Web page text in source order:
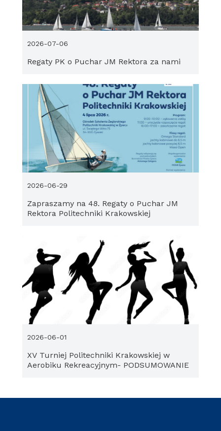
Regaty PK o Puchar JM Rektora za nami
2026-07-06
Zapraszamy na 48. Regaty o Puchar JM
Rektora Politechniki Krakowskiej
2026-06-29
XV Turniej Politechniki Krakowskiej w
Aerobiku Rekreacyjnym- PODSUMOWANIE
2026-06-01